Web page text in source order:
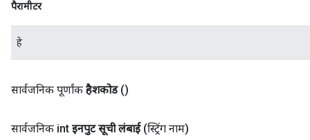
पैरामीटर
हे
सार्वजनिक पूर्णांक हैशकोड ()
सार्वजनिक int इनपुट सूची लंबाई (स्ट्रिंग नाम)